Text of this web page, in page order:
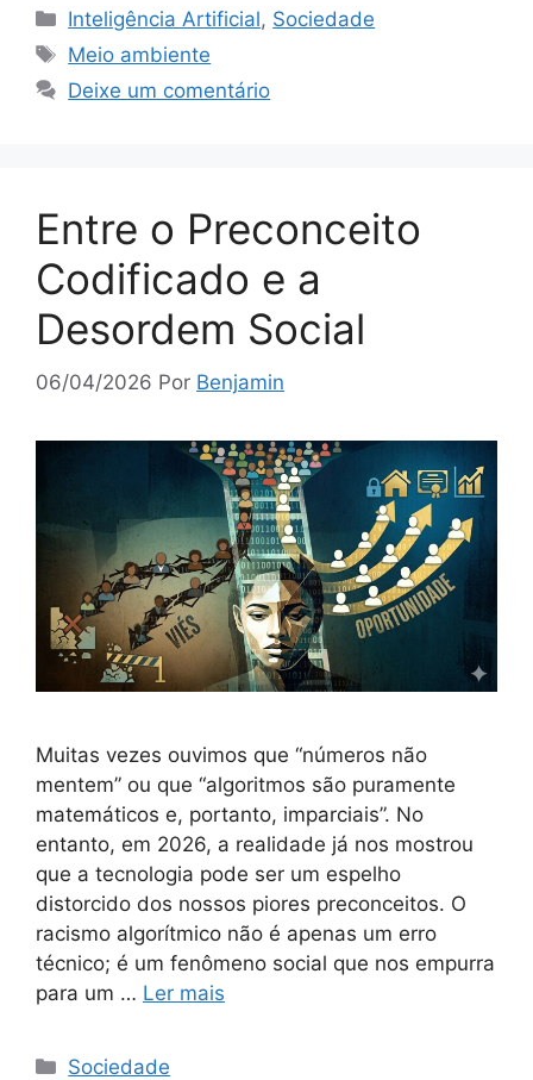
Categorias
Inteligência Artificial, Sociedade
Tags
Meio ambiente
Deixe um comentário
Entre o Preconceito
Codificado e a
Desordem Social
06/04/2026 Por Benjamin
Muitas vezes ouvimos que “números não
mentem” ou que “algoritmos são puramente
matemáticos e, portanto, imparciais”. No
entanto, em 2026, a realidade já nos mostrou
que a tecnologia pode ser um espelho
distorcido dos nossos piores preconceitos. O
racismo algorítmico não é apenas um erro
técnico; é um fenômeno social que nos empurra
para um … Ler mais
Categorias
Sociedade